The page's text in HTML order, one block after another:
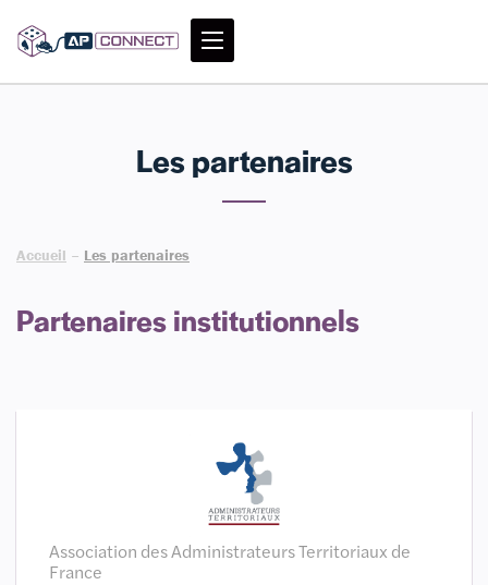
Les partenaires
Accueil – Les partenaires
Partenaires institutionnels
Association des Administrateurs Territoriaux de
France